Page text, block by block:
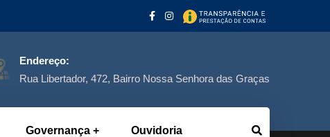
Endereço:
Rua Libertador, 472, Bairro Nossa Senhora das Graças
Governança Ouvidoria